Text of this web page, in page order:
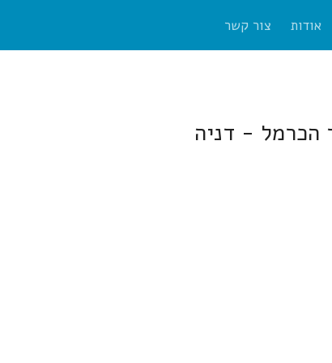
אודות צור קשר